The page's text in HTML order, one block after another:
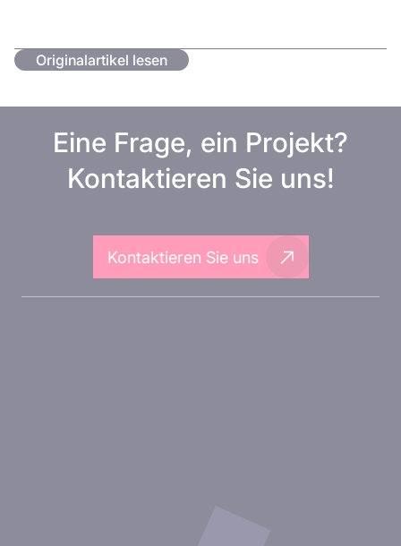
Originalartikel lesen
Eine Frage, ein Projekt?
Kontaktieren Sie uns!
Kontaktieren Sie uns